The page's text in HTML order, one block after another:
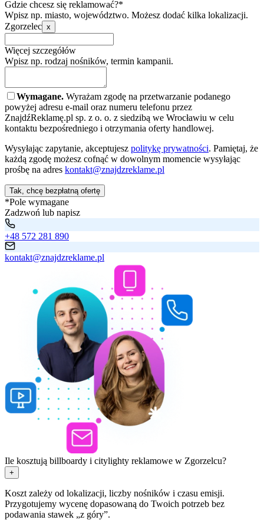
Gdzie chcesz się reklamować?*
Wpisz np. miasto, województwo. Możesz dodać kilka lokalizacji.
Zgorzelec x
Więcej szczegółów
Wpisz np. rodzaj nośników, termin kampanii.
Wymagane. Wyrażam zgodę na przetwarzanie podanego
powyżej adresu e-mail oraz numeru telefonu przez
ZnajdźReklamę.pl sp. z o. o. z siedzibą we Wrocławiu w celu
kontaktu bezpośredniego i otrzymania oferty handlowej.
Wysyłając zapytanie, akceptujesz politykę prywatności. Pamiętaj, że
każdą zgodę możesz cofnąć w dowolnym momencie wysyłając
prośbę na adres kontakt@znajdzreklame.pl
Tak, chcę bezpłatną ofertę
*Pole wymagane
Zadzwoń lub napisz
+48 572 281 890
kontakt@znajdzreklame.pl
Ile kosztują billboardy i citylighty reklamowe w Zgorzelcu?
+
Koszt zależy od lokalizacji, liczby nośników i czasu emisji.
Przygotujemy wycenę dopasowaną do Twoich potrzeb bez
podawania stawek „z góry”.